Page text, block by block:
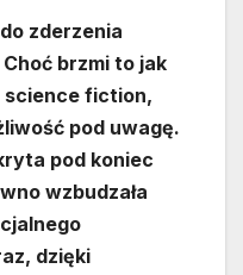
zderzenia
brzmi to jak
science fiction,
pod uwagę.
pod koniec
wzbudzała
dzięki